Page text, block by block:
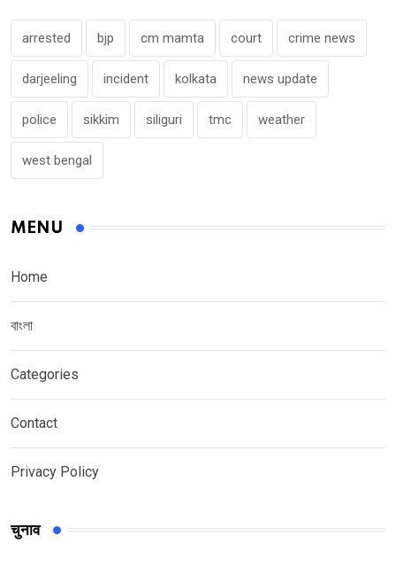
arrested bjp cm mamta court crime news
darjeeling incident kolkata news update
police sikkim siliguri tmc weather
west bengal
MENU
Home
বাংলা
Categories
Contact
Privacy Policy
चुनाव